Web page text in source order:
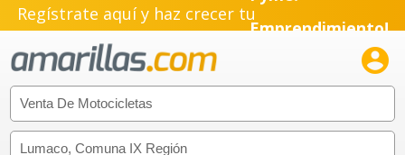
Regístrate aquí y haz crecer tuEmprendimiento!
